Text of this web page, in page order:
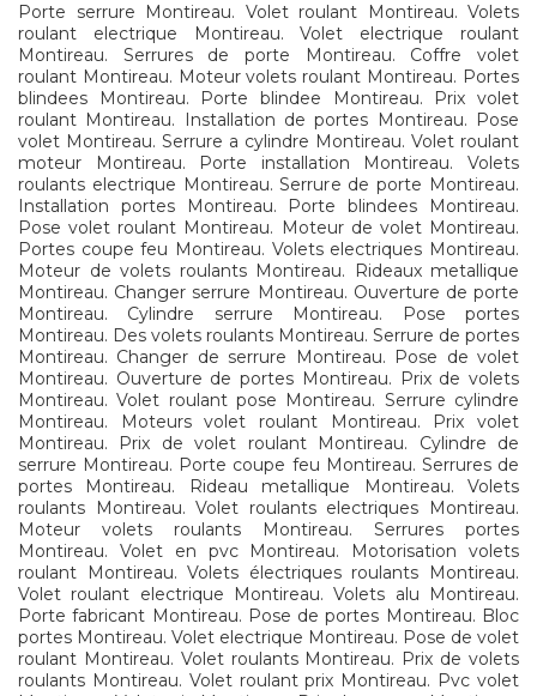
Porte serrure Montireau. Volet roulant Montireau. Volets
roulant electrique Montireau. Volet electrique roulant
Montireau. Serrures de porte Montireau. Coffre volet
roulant Montireau. Moteur volets roulant Montireau. Portes
blindees Montireau. Porte blindee Montireau. Prix volet
roulant Montireau. Installation de portes Montireau. Pose
volet Montireau. Serrure a cylindre Montireau. Volet roulant
moteur Montireau. Porte installation Montireau. Volets
roulants electrique Montireau. Serrure de porte Montireau.
Installation portes Montireau. Porte blindees Montireau.
Pose volet roulant Montireau. Moteur de volet Montireau.
Portes coupe feu Montireau. Volets electriques Montireau.
Moteur de volets roulants Montireau. Rideaux metallique
Montireau. Changer serrure Montireau. Ouverture de porte
Montireau. Cylindre serrure Montireau. Pose portes
Montireau. Des volets roulants Montireau. Serrure de portes
Montireau. Changer de serrure Montireau. Pose de volet
Montireau. Ouverture de portes Montireau. Prix de volets
Montireau. Volet roulant pose Montireau. Serrure cylindre
Montireau. Moteurs volet roulant Montireau. Prix volet
Montireau. Prix de volet roulant Montireau. Cylindre de
serrure Montireau. Porte coupe feu Montireau. Serrures de
portes Montireau. Rideau metallique Montireau. Volets
roulants Montireau. Volet roulants electriques Montireau.
Moteur volets roulants Montireau. Serrures portes
Montireau. Volet en pvc Montireau. Motorisation volets
roulant Montireau. Volets électriques roulants Montireau.
Volet roulant electrique Montireau. Volets alu Montireau.
Porte fabricant Montireau. Pose de portes Montireau. Bloc
portes Montireau. Volet electrique Montireau. Pose de volet
roulant Montireau. Volet roulants Montireau. Prix de volets
roulants Montireau. Volet roulant prix Montireau. Pvc volet